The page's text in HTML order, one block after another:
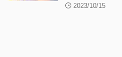
2023/10/15